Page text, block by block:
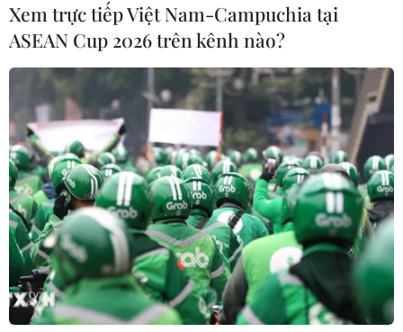
Xem trực tiếp Việt Nam-Campuchia tại
ASEAN Cup 2026 trên kênh nào?